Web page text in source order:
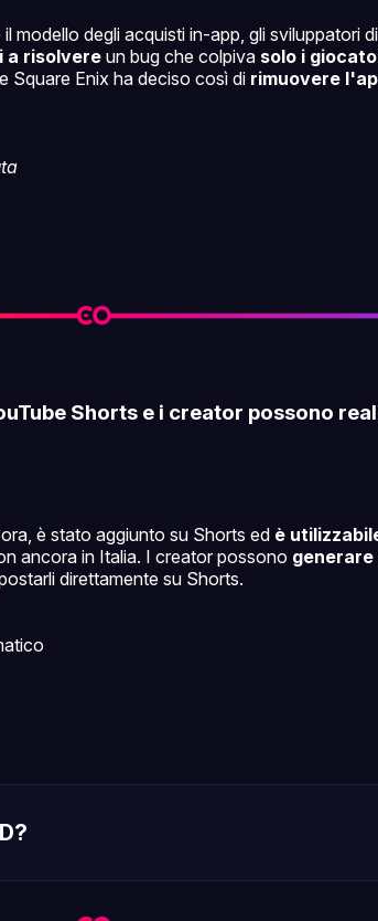
modello degli acquisti in-app, gli sviluppatori
a risolvere un bug che colpiva solo i
Square Enix ha deciso così di rimuovere
Shorts e i creator possono
è stato aggiunto su Shorts ed è
ancora in Italia. I creator possono generare
direttamente su Shorts.